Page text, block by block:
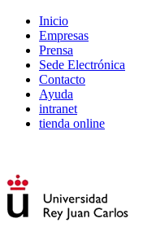
Inicio
Empresas
Prensa
Sede Electrónica
Contacto
Ayuda
intranet
tienda online